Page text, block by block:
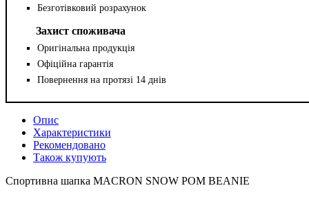
Безготівковий розрахунок
Захист споживача
Оригінальна продукція
Офіційна гарантія
Повернення на протязі 14 днів
Опис
Характеристики
Рекомендовано
Також купують
Спортивна шапка MACRON SNOW POM BEANIE